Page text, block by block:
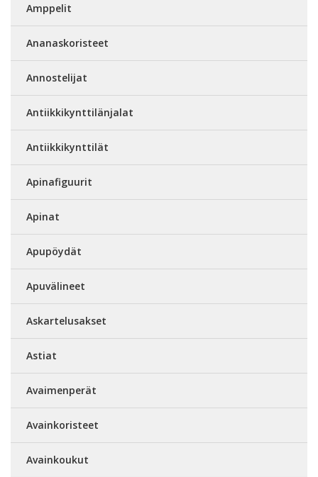
Amppelit
Ananaskoristeet
Annostelijat
Antiikkikynttilänjalat
Antiikkikynttilät
Apinafiguurit
Apinat
Apupöydät
Apuvälineet
Askartelusakset
Astiat
Avaimenperät
Avainkoristeet
Avainkoukut